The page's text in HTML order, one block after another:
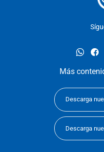
Más
Descarga
Descarga